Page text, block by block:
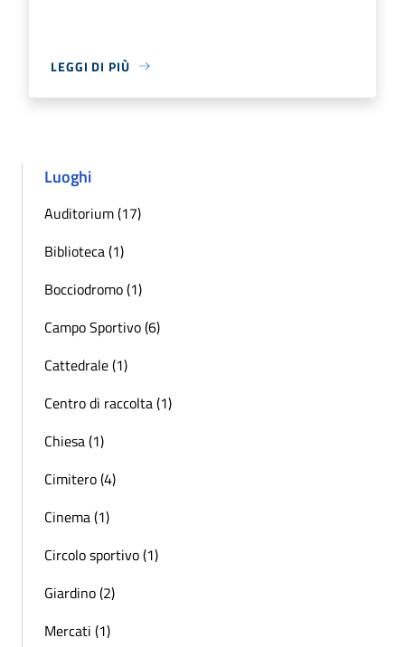
LEGGI DI PIÙ
Luoghi
Auditorium (17)
Biblioteca (1)
Bocciodromo (1)
Campo Sportivo (6)
Cattedrale (1)
Centro di raccolta (1)
Chiesa (1)
Cimitero (4)
Cinema (1)
Circolo sportivo (1)
Giardino (2)
Mercati (1)